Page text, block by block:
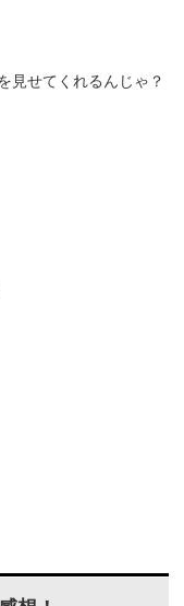
見せてくれるんじゃ？